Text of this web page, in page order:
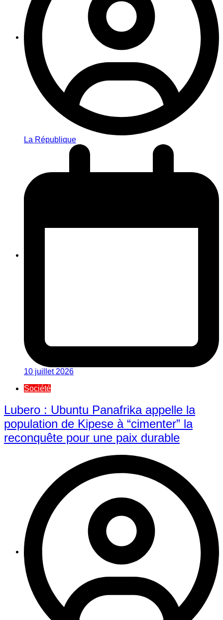
La République
10 juillet 2026
Société
Lubero : Ubuntu Panafrika appelle la
population de Kipese à “cimenter” la
reconquête pour une paix durable